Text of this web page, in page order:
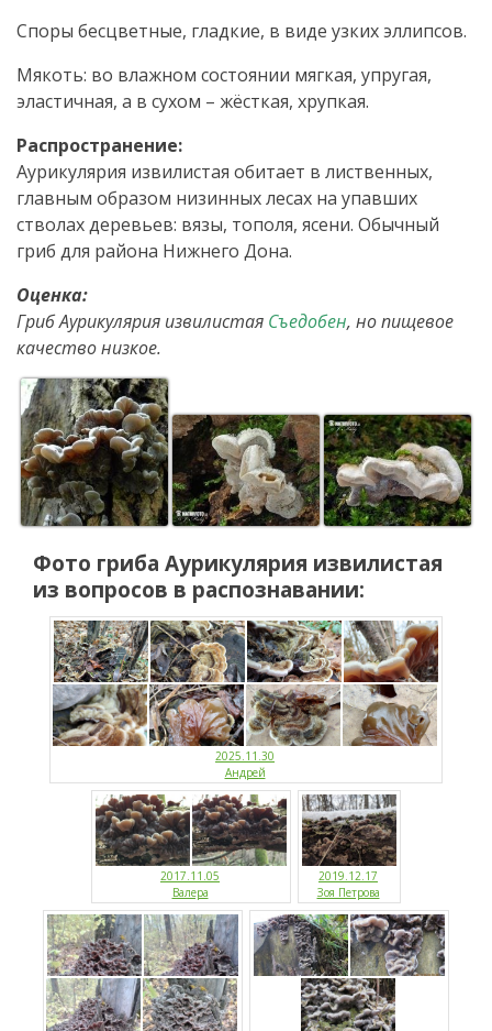
Споры бесцветные, гладкие, в виде узких эллипсов.
Мякоть: во влажном состоянии мягкая, упругая,
эластичная, а в сухом – жёсткая, хрупкая.
Распространение:
Аурикулярия извилистая обитает в лиственных,
главным образом низинных лесах на упавших
стволах деревьев: вязы, тополя, ясени. Обычный
гриб для района Нижнего Дона.
Оценка:
Гриб Аурикулярия извилистая Съедобен, но пищевое
качество низкое.
Фото гриба Аурикулярия извилистая
из вопросов в распознавании:
2025.11.30
Андрей
2017.11.05
Валера
2019.12.17
Зоя Петрова